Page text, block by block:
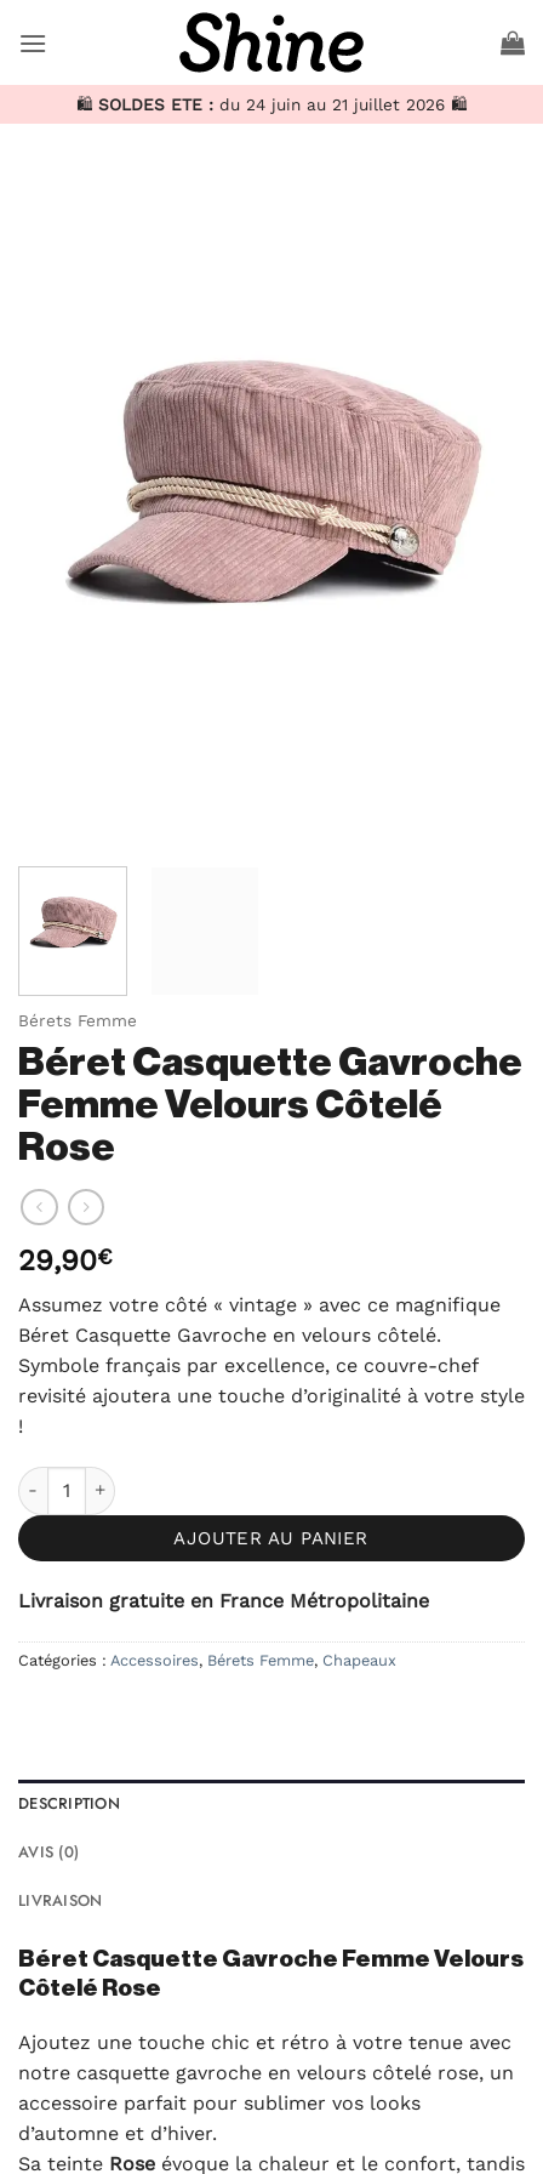
au
🛍️ SOLDES ETE : du 24 juin au 21 juillet 2026 🛍️
Bérets Femme
Béret Casquette Gavroche
Femme Velours Côtelé
Rose
29,90€
Assumez votre côté « vintage » avec ce magnifique
Béret Casquette Gavroche en velours côtelé.
Symbole français par excellence, ce couvre-chef
revisité ajoutera une touche d’originalité à votre style
!
quantité de Béret Casquette Gavroche Femme Velours
AJOUTER AU PANIER
Livraison gratuite en France Métropolitaine
Catégories : Accessoires, Bérets Femme, Chapeaux
DESCRIPTION
AVIS (0)
LIVRAISON
Béret Casquette Gavroche Femme Velours
Côtelé Rose
Ajoutez une touche chic et rétro à votre tenue avec
notre casquette gavroche en velours côtelé rose, un
accessoire parfait pour sublimer vos looks
d’automne et d’hiver.
Sa teinte Rose évoque la chaleur et le confort, tandis